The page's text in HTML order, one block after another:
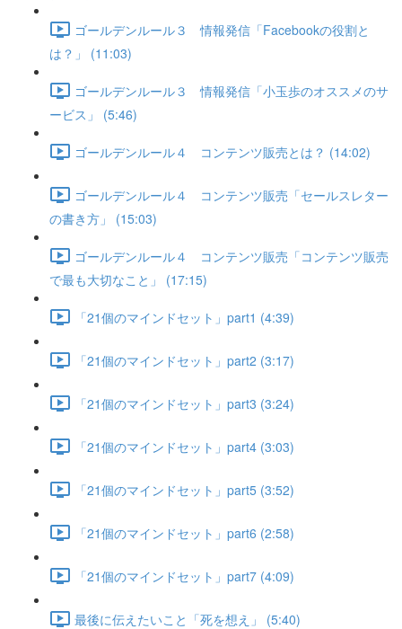
ゴールデンルール３ 情報発信「Facebookの役割と
は？」 (11:03)
ゴールデンルール３ 情報発信「小玉歩のオススメのサ
ービス」 (5:46)
ゴールデンルール４ コンテンツ販売とは？ (14:02)
ゴールデンルール４ コンテンツ販売「セールスレター
の書き方」 (15:03)
ゴールデンルール４ コンテンツ販売「コンテンツ販売
で最も大切なこと」 (17:15)
「21個のマインドセット」part1 (4:39)
「21個のマインドセット」part2 (3:17)
「21個のマインドセット」part3 (3:24)
「21個のマインドセット」part4 (3:03)
「21個のマインドセット」part5 (3:52)
「21個のマインドセット」part6 (2:58)
「21個のマインドセット」part7 (4:09)
最後に伝えたいこと「死を想え」 (5:40)